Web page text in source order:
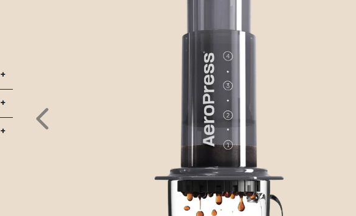
+
+
+